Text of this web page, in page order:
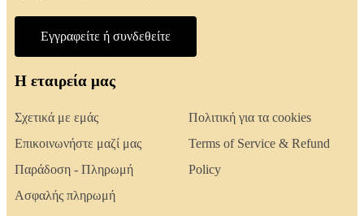
Εγγραφείτε ή συνδεθείτε
Η εταιρεία μας
Σχετικά με εμάς
Επικοινωνήστε μαζί μας
Παράδοση - Πληρωμή
Ασφαλής πληρωμή
Πολιτική για τα cookies
Terms of Service & Refund
Policy